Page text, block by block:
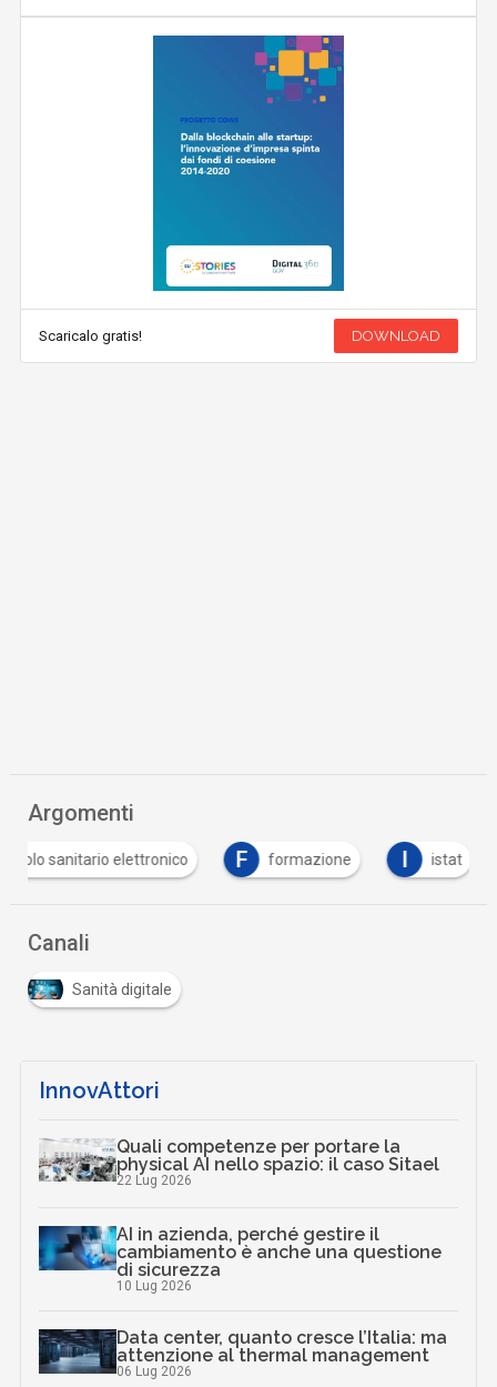
Scaricalo gratis! DOWNLOAD
Argomenti
F
formazione istat R ricetta medica
Canali
Sanità digitale
InnovAttori
Quali competenze per portare la
physical AI nello spazio: il caso Sitael
22 Lug 2026
AI in azienda, perché gestire il
cambiamento è anche una questione
di sicurezza
10 Lug 2026
Data center, quanto cresce l’Italia: ma
attenzione al thermal management
06 Lug 2026